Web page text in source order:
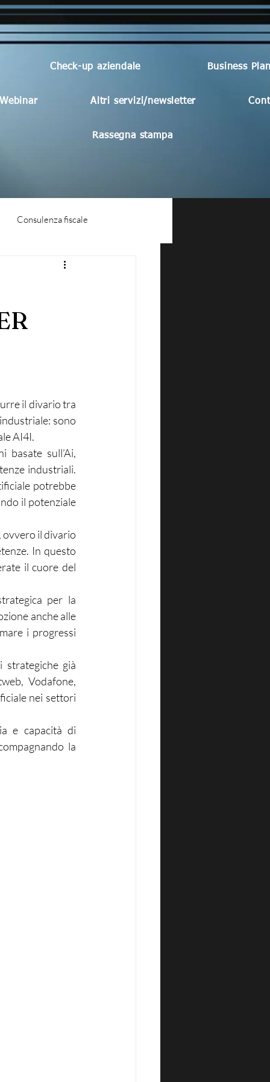
Check-up aziendale Business
Webinar Altri servizi/newsletter
Rassegna stampa
Consulenza fiscale
il divario tra
sono
AI4I.
basate sull’Ai,
industriali.
potrebbe
il potenziale
ovvero il divario
In questo
il cuore del
per la
anche alle
i progressi
strategiche già
Vodafone,
nei settori
e capacità di
la